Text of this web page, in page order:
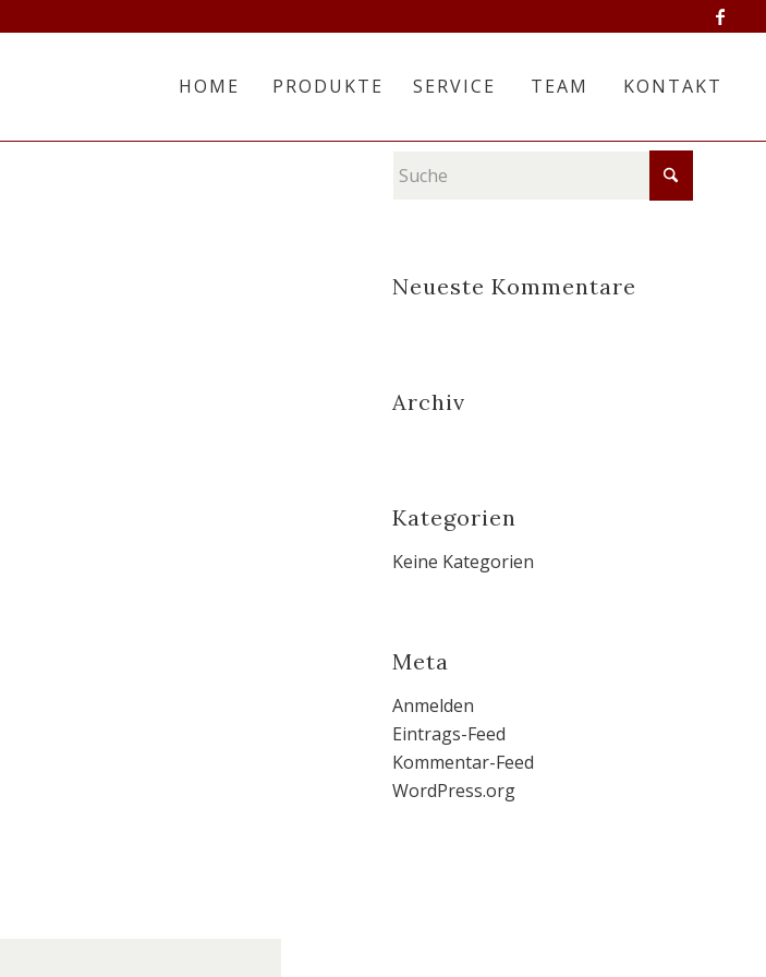
HOME PRODUKTE SERVICE TEAM KONTAKT
Neueste Kommentare
Archiv
Kategorien
Keine Kategorien
Meta
Anmelden
Eintrags-Feed
Kommentar-Feed
WordPress.org